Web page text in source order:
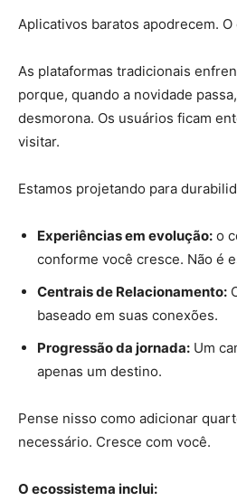
Aplicativos baratos apodrecem.
As plataformas tradicionais
porque, quando a novidade
desmorona. Os usuários ficam
visitar.
Estamos projetando para
Experiências em evolução: o
conforme você cresce. Não é
Centrais de Relacionamento:
baseado em suas conexões.
Progressão da jornada: Um
apenas um destino.
Pense nisso como adicionar
necessário. Cresce com você.
O ecossistema inclui: